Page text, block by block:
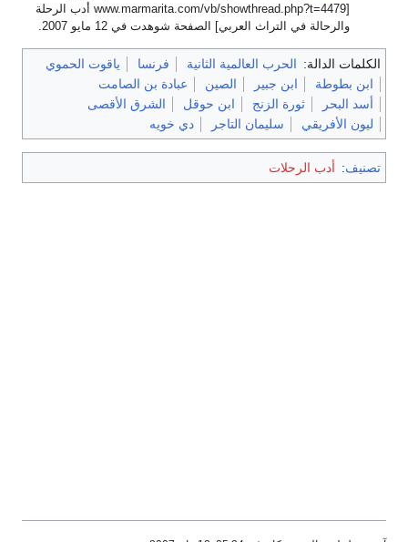
[www.marmarita.com/vb/showthread.php?t=4479 أدب الرحلة
والرحالة في التراث العربي] الصفحة شوهدت في 12 مايو 2007.
الكلمات الدالة: الحرب العالمية الثانية فرنسا
ياقوت الحموي
ابن بطوطة
ابن جبير الصين
عبادة بن الصامت
أسد البحر
ثورة الزنج ابن حوقل
الشرق الأقصى
ليون الأفريقي
سليمان التاجر دي خويه
تصنيف: أدب الرحلات